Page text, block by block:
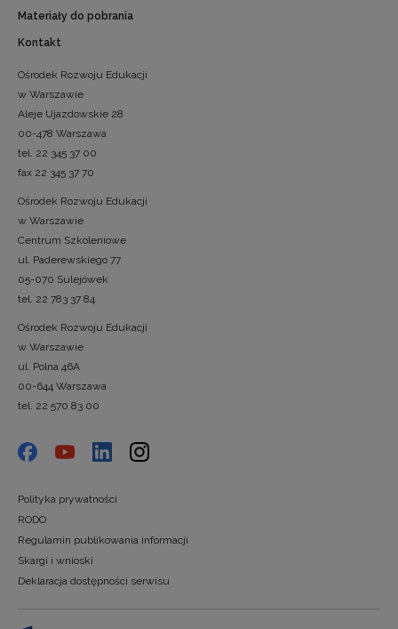
Materiały do pobrania
Kontakt
Ośrodek Rozwoju Edukacji
w Warszawie
Aleje Ujazdowskie 28
00-478 Warszawa
tel. 22 345 37 00
fax 22 345 37 70
Ośrodek Rozwoju Edukacji
w Warszawie
Centrum Szkoleniowe
ul. Paderewskiego 77
05-070 Sulejówek
tel. 22 783 37 84
Ośrodek Rozwoju Edukacji
w Warszawie
ul. Polna 46A
00-644 Warszawa
tel. 22 570 83 00
Polityka prywatności
RODO
Regulamin publikowania informacji
Skargi i wnioski
Deklaracja dostępności serwisu